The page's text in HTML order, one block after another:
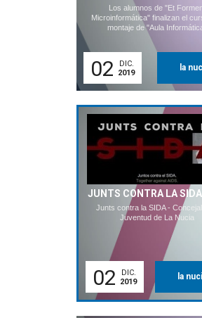
Los alumnos de "Et
Microinformática" finalizan el
montaje de "Aula
02
DIC.
2019
la
JUNTS CONTRA LA
Junts contra la SIDA -
Juventud de La Nucia
02
DIC.
2019
la